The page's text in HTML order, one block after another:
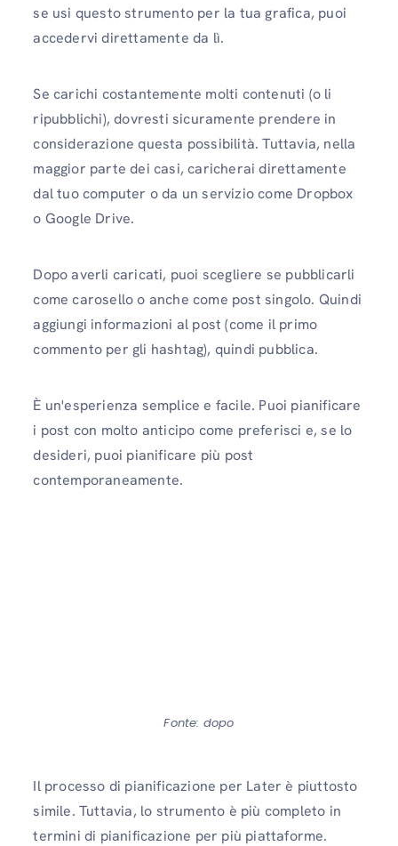
se usi questo strumento per la tua grafica, puoi
accedervi direttamente da lì.
Se carichi costantemente molti contenuti (o li
ripubblichi), dovresti sicuramente prendere in
considerazione questa possibilità. Tuttavia, nella
maggior parte dei casi, caricherai direttamente
dal tuo computer o da un servizio come Dropbox
o Google Drive.
Dopo averli caricati, puoi scegliere se pubblicarli
come carosello o anche come post singolo. Quindi
aggiungi informazioni al post (come il primo
commento per gli hashtag), quindi pubblica.
È un'esperienza semplice e facile. Puoi pianificare
i post con molto anticipo come preferisci e, se lo
desideri, puoi pianificare più post
contemporaneamente.
Fonte: dopo
Il processo di pianificazione per Later è piuttosto
simile. Tuttavia, lo strumento è più completo in
termini di pianificazione per più piattaforme.